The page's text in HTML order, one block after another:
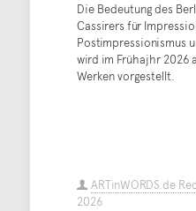
Die Bedeutung des
Cassirers für
Postimpressionismus
wird im Frühajhr 2026
Werken vorgestellt.
ARTinWORDS.de
2026